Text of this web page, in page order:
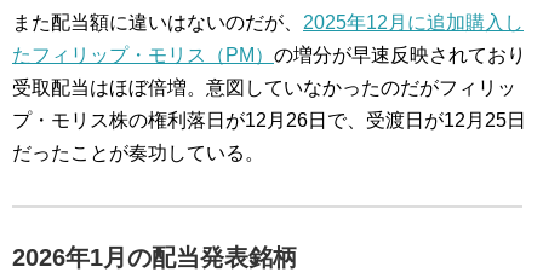
また配当額に違いはないのだが、 2025年12月に追加購入し
たフィリップ・モリス（PM） の増分が早速反映されており
受取配当はほぼ倍増。意図していなかったのだがフィリッ
プ・モリス株の権利落日が12月26日で、受渡日が12月25日
だったことが奏功している。
2026年1月の配当発表銘柄